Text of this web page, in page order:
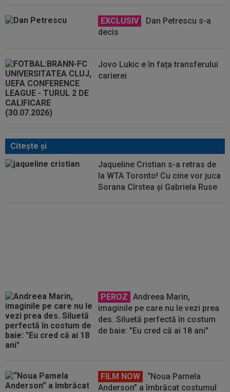
EXCLUSIV
Dan Petrescu s-a
decis
Jovo Lukic e în fața transferului
carierei
Citeşte şi
Jaqueline Cristian s-a retras de
la WTA Toronto! Cu cine vor juca
Sorana Cîrstea și Gabriela Ruse
PEROZ Andreea Marin,
imaginile pe care nu le vezi prea
des. Siluetă perfectă în costum
de baie: "Eu cred că ai 18 ani"
FILM NOW
“Noua Pamela
Anderson” a îmbrăcat costumul